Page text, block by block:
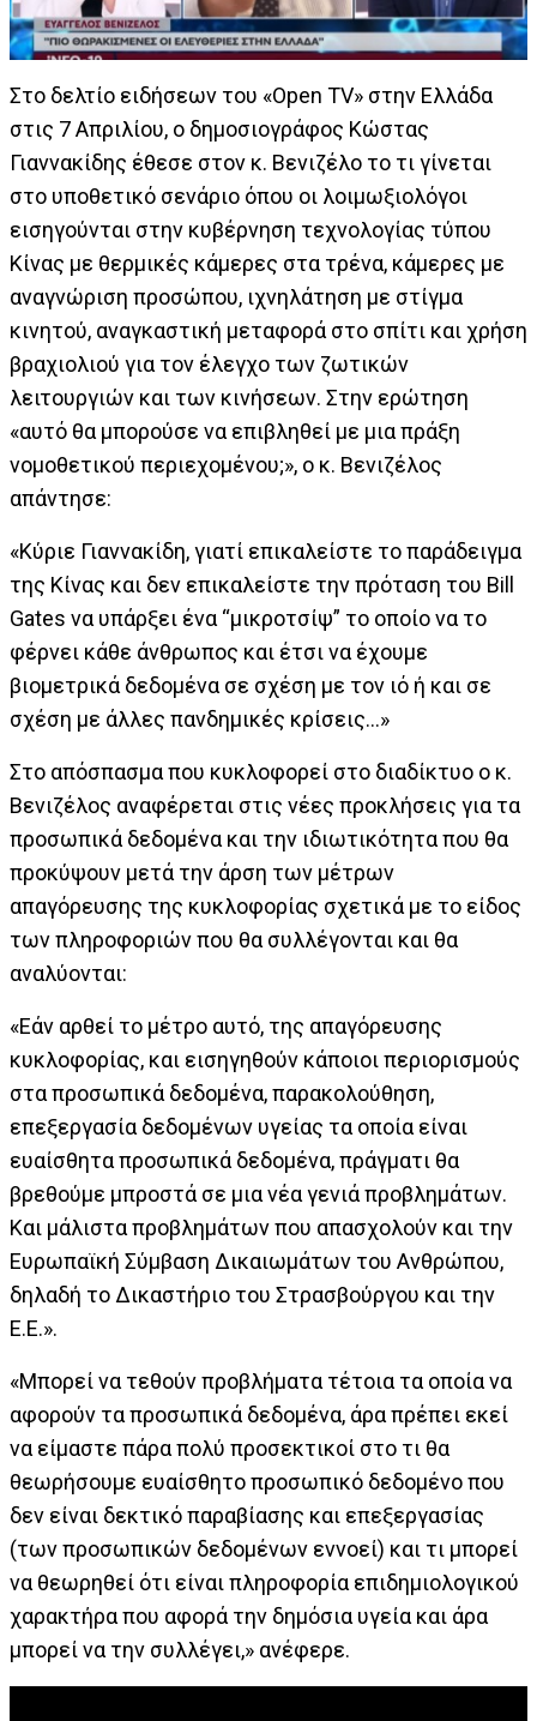
Στο δελτίο ειδήσεων του «Open TV» στην Ελλάδα
στις 7 Απριλίου, ο δημοσιογράφος Κώστας
Γιαννακίδης έθεσε στον κ. Βενιζέλο το τι γίνεται
στο υποθετικό σενάριο όπου οι λοιμωξιολόγοι
εισηγούνται στην κυβέρνηση τεχνολογίας τύπου
Κίνας με θερμικές κάμερες στα τρένα, κάμερες με
αναγνώριση προσώπου, ιχνηλάτηση με στίγμα
κινητού, αναγκαστική μεταφορά στο σπίτι και χρήση
βραχιολιού για τον έλεγχο των ζωτικών
λειτουργιών και των κινήσεων. Στην ερώτηση
«αυτό θα μπορούσε να επιβληθεί με μια πράξη
νομοθετικού περιεχομένου;», ο κ. Βενιζέλος
απάντησε:
«Κύριε Γιαννακίδη, γιατί επικαλείστε το παράδειγμα
της Κίνας και δεν επικαλείστε την πρόταση του Bill
Gates να υπάρξει ένα “μικροτσίψ” το οποίο να το
φέρνει κάθε άνθρωπος και έτσι να έχουμε
βιομετρικά δεδομένα σε σχέση με τον ιό ή και σε
σχέση με άλλες πανδημικές κρίσεις...»
Στο απόσπασμα που κυκλοφορεί στο διαδίκτυο ο κ.
Βενιζέλος αναφέρεται στις νέες προκλήσεις για τα
προσωπικά δεδομένα και την ιδιωτικότητα που θα
προκύψουν μετά την άρση των μέτρων
απαγόρευσης της κυκλοφορίας σχετικά με το είδος
των πληροφοριών που θα συλλέγονται και θα
αναλύονται:
«Εάν αρθεί το μέτρο αυτό, της απαγόρευσης
κυκλοφορίας, και εισηγηθούν κάποιοι περιορισμούς
στα προσωπικά δεδομένα, παρακολούθηση,
επεξεργασία δεδομένων υγείας τα οποία είναι
ευαίσθητα προσωπικά δεδομένα, πράγματι θα
βρεθούμε μπροστά σε μια νέα γενιά προβλημάτων.
Και μάλιστα προβλημάτων που απασχολούν και την
Ευρωπαϊκή Σύμβαση Δικαιωμάτων του Ανθρώπου,
δηλαδή το Δικαστήριο του Στρασβούργου και την
Ε.Ε.».
«Μπορεί να τεθούν προβλήματα τέτοια τα οποία να
αφορούν τα προσωπικά δεδομένα, άρα πρέπει εκεί
να είμαστε πάρα πολύ προσεκτικοί στο τι θα
θεωρήσουμε ευαίσθητο προσωπικό δεδομένο που
δεν είναι δεκτικό παραβίασης και επεξεργασίας
(των προσωπικών δεδομένων εννοεί) και τι μπορεί
να θεωρηθεί ότι είναι πληροφορία επιδημιολογικού
χαρακτήρα που αφορά την δημόσια υγεία και άρα
μπορεί να την συλλέγει,» ανέφερε.